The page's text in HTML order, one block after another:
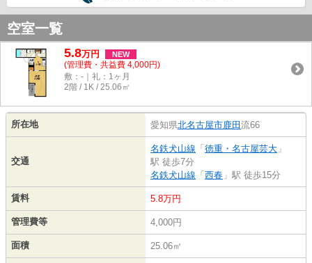
空室一覧
5.8万円 NEW
(管理費・共益費 4,000円)
敷：-｜礼：1ヶ月
2階 / 1K / 25.06㎡
所在地 愛知県北名古屋市鹿田 流66
交通
名鉄犬山線 「 徳重・名古屋芸大 」
駅 徒歩7分
名鉄犬山線 「 西春 」駅 徒歩15分
賃料 5.8万円
管理費等 4,000円
面積 25.06㎡